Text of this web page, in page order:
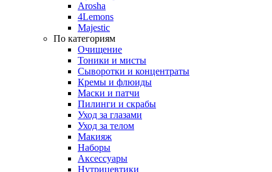
Arosha
4Lemons
Majestic
По категориям
Очищение
Тоники и мисты
Сыворотки и концентраты
Кремы и флюиды
Маски и патчи
Пилинги и скрабы
Уход за глазами
Уход за телом
Макияж
Наборы
Аксессуары
Нутрицевтики